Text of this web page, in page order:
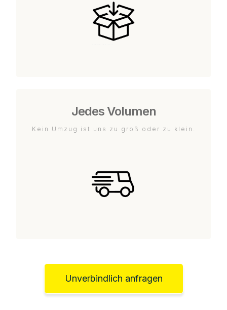
Jedes Volumen
Kein Umzug ist uns zu groß oder zu klein.
Unverbindlich anfragen